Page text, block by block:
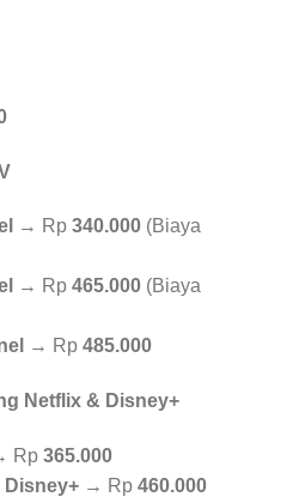
→ Rp 340.000 (Biaya
→ Rp 465.000 (Biaya
→ Rp 485.000
Netflix & Disney+
Rp 365.000
Disney+ → Rp 460.000